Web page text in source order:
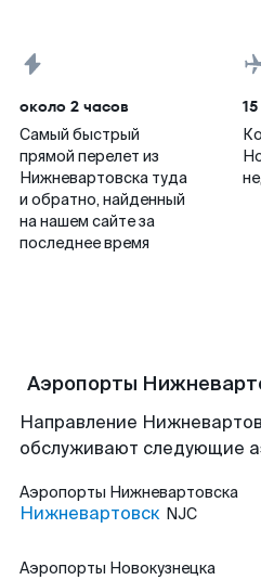
около 2 часов
Самый быстрый
прямой перелет из
Нижневартовска туда
и обратно, найденный
на нашем сайте за
последнее время
15
Аэропорты
Направление
обслуживают следующие
Аэропорты Нижневартовска
Нижневартовск NJC
Аэропорты Новокузнецка